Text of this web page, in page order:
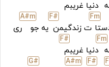
دنیا غریبم
Fm
ت زندگیمن
F#
یه جو
A#m
ری
Fm
دنیا غریبم
F#
F
F#
A#m
G#